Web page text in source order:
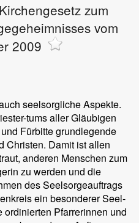
zum
vom
2009
seelsorgliche Aspekte.
tums aller Gläubigen
Fürbitte grundlegende
Christen. Damit ist allen
anderen Menschen zum
zu werden und die
des Seelsorgeauftrags
ein besonderer Seel-
Pfarrerinnen und